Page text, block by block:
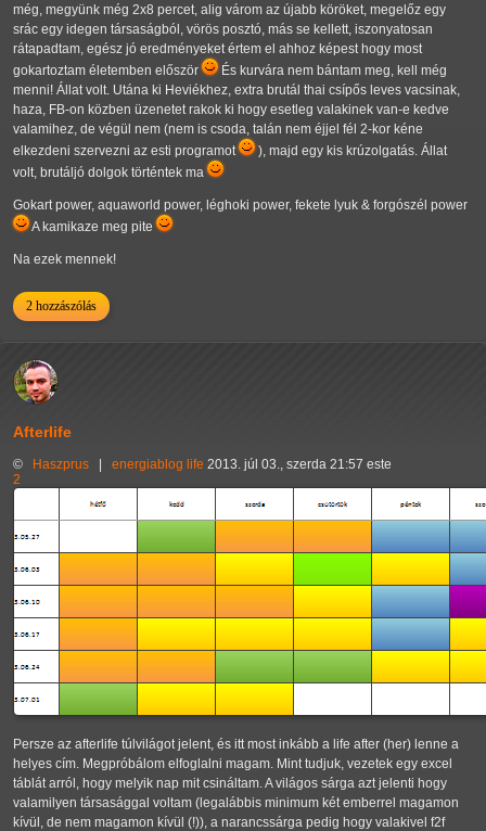
még, megyünk még 2x8 percet, alig várom az újabb köröket, megelőz egy
srác egy idegen társaságból, vörös posztó, más se kellett, iszonyatosan
rátapadtam, egész jó eredményeket értem el ahhoz képest hogy most
gokartoztam életemben először
És kurvára nem bántam meg, kell még
menni! Állat volt. Utána ki Heviékhez, extra brutál thai csípős leves vacsinak,
haza, FB-on közben üzenetet rakok ki hogy esetleg valakinek van-e kedve
valamihez, de végül nem (nem is csoda, talán nem éjjel fél 2-kor kéne
elkezdeni szervezni az esti programot
), majd egy kis krúzolgatás. Állat
volt, brutáljó dolgok történtek ma
Gokart power, aquaworld power, léghoki power, fekete lyuk & forgószél power
A kamikaze meg pite
Na ezek mennek!
2 hozzászólás
Afterlife
© Haszprus | energiablog life 2013. júl 03., szerda 21:57 este
2
Persze az afterlife túlvilágot jelent, és itt most inkább a life after (her) lenne a
helyes cím. Megpróbálom elfoglalni magam. Mint tudjuk, vezetek egy excel
táblát arról, hogy melyik nap mit csináltam. A világos sárga azt jelenti hogy
valamilyen társasággal voltam (legalábbis minimum két emberrel magamon
kívül, de nem magamon kívül (!)), a narancssárga pedig hogy valakivel f2f